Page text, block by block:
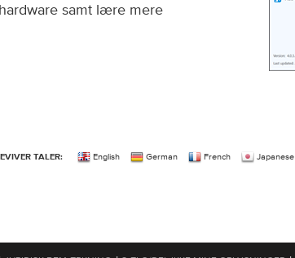
samt lære mere
TALER: English German French Japanese